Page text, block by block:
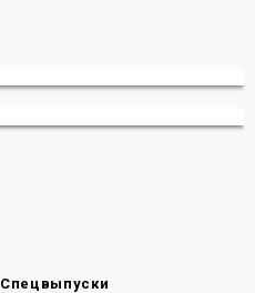
Спецвыпуски